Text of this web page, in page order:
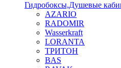
Гидробоксы,Душевые
AZARIO
RADOMIR
Wasserkraft
LORANTA
ТРИТОН
BAS